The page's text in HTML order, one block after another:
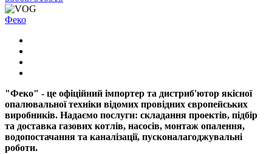
Феко
"Феко" - це офіційний імпортер та дистриб'ютор якісної
опалювальної техніки відомих провідних європейських
виробників. Надаємо послуги: складання проектів, підбір
та доставка газових котлів, насосів, монтаж опалення,
водопостачання та каналізації, пусконалагоджувальні
роботи.